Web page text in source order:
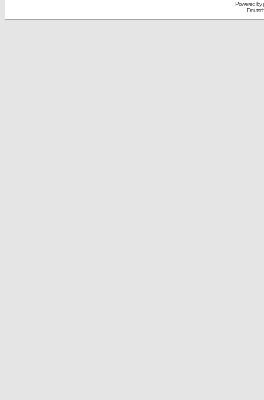
Powered by